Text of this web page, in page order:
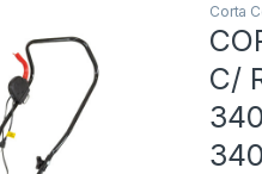
Corta
C/